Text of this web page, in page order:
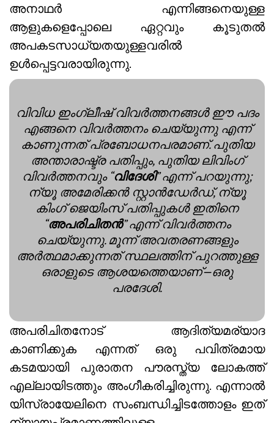
അനാഥർ എന്നിങ്ങനെയുള്ള
ആളുകളെപ്പോലെ ഏറ്റവും കൂടുതൽ
അപകടസാധ്യതയുള്ളവരിൽ
ഉൾപ്പെട്ടവരായിരുന്നു.
വിവിധ ഇംഗ്ലീഷ് വിവർത്തനങ്ങൾ ഈ പദം
എങ്ങനെ വിവർത്തനം ചെയ്യുന്നു എന്ന്
കാണുന്നത് പ്രബോധനപരമാണ്. പുതിയ
അന്താരാഷ്ട്ര പതിപ്പും, പുതിയ ലിവിംഗ്
വിവർത്തനവും “വിദേശി” എന്ന് പറയുന്നു;
ന്യൂ അമേരിക്കൻ സ്റ്റാൻഡേർഡ്, ന്യൂ
കിംഗ് ജെയിംസ് പതിപ്പുകൾ ഇതിനെ
“അപരിചിതൻ” എന്ന് വിവർത്തനം
ചെയ്യുന്നു. മൂന്ന് അവതരണങ്ങളും
അർത്ഥമാക്കുന്നത് സ്ഥലത്തിന് പുറത്തുള്ള
ഒരാളുടെ ആശയത്തെയാണ്—ഒരു
പരദേശി.
അപരിചിതനോട് ആദിത്യമര്യാദ
കാണിക്കുക എന്നത് ഒരു പവിത്രമായ
കടമയായി പുരാതന പൗരസ്ത്യ ലോകത്ത്
എല്ലായിടത്തും അംഗീകരിച്ചിരുന്നു. എന്നാൽ
യിസ്രായേലിനെ സംബന്ധിച്ചിടത്തോളം ഇത്